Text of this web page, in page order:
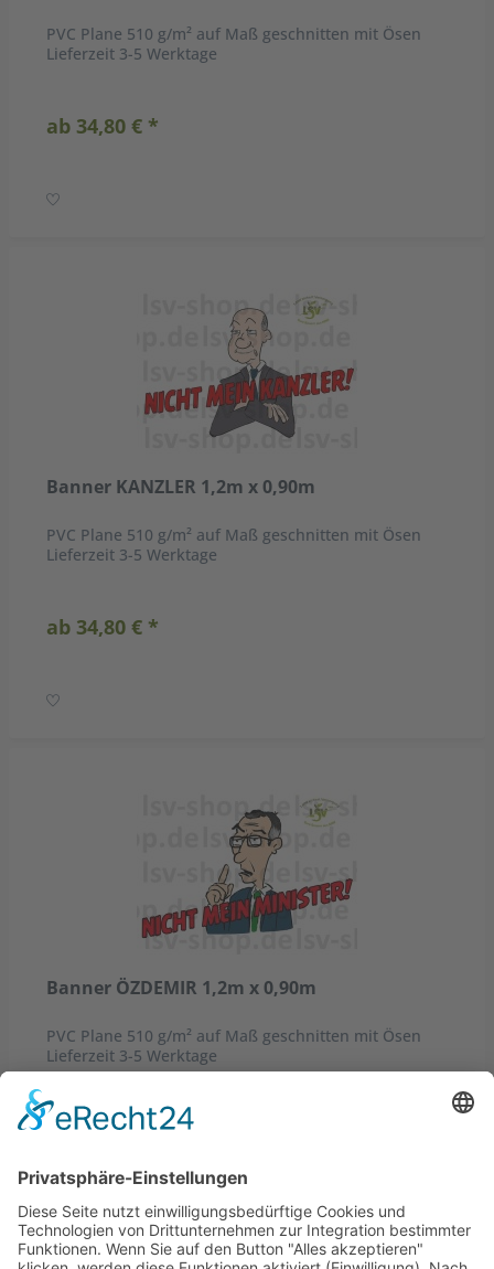
PVC Plane 510 g/m² auf Maß geschnitten mit Ösen
Lieferzeit 3-5 Werktage
ab 34,80 € *
Banner KANZLER 1,2m x 0,90m
PVC Plane 510 g/m² auf Maß geschnitten mit Ösen
Lieferzeit 3-5 Werktage
ab 34,80 € *
Banner ÖZDEMIR 1,2m x 0,90m
PVC Plane 510 g/m² auf Maß geschnitten mit Ösen
Lieferzeit 3-5 Werktage
ab 34,80 € *